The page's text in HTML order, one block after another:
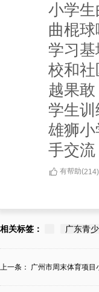
小学
曲棍
学习
校和
越果
学生
雄狮
手交流
有帮助(214)
相关标签： 广东青
上一条： 广州市周末体育项